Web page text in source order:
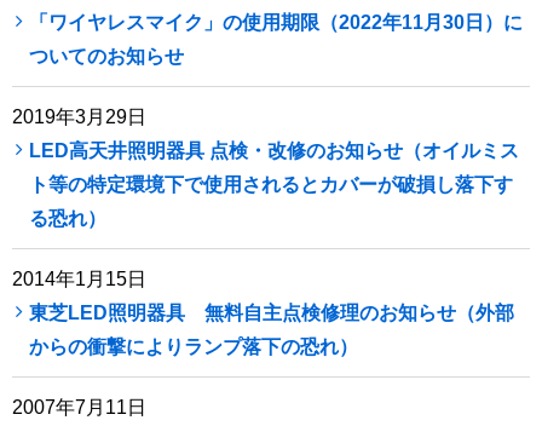
「ワイヤレスマイク」の使用期限（2022年11月30日）に
ついてのお知らせ
2019年3月29日
LED高天井照明器具 点検・改修のお知らせ（オイルミス
ト等の特定環境下で使用されるとカバーが破損し落下す
る恐れ）
2014年1月15日
東芝LED照明器具 無料自主点検修理のお知らせ（外部
からの衝撃によりランプ落下の恐れ）
2007年7月11日